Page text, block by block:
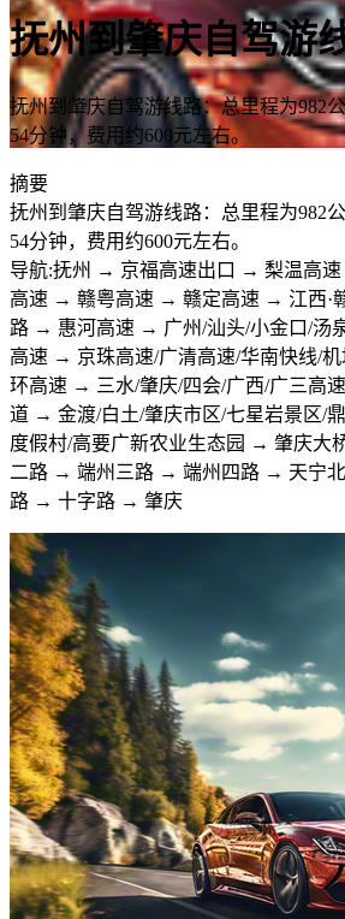
抚州到肇庆自驾游
抚州到肇庆自驾游线路：总里程为982
54分钟，费用约600元左右。
摘要
抚州到肇庆自驾游线路：总里程为982
54分钟，费用约600元左右。
导航:抚州 → 京福高速出口 → 梨温高
高速 → 赣粤高速 → 赣定高速 → 江西·
路 → 惠河高速 → 广州/汕头/小金口/汤
高速 → 京珠高速/广清高速/华南快线/
环高速 → 三水/肇庆/四会/广西/广三高
道 → 金渡/白土/肇庆市区/七星岩景区/
度假村/高要广新农业生态园 → 肇庆大
二路 → 端州三路 → 端州四路 → 天宁
路 → 十字路 → 肇庆